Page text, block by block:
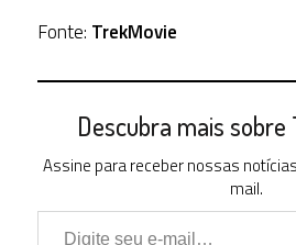
Fonte: TrekMovie
Descubra mais sobre
Assine para receber nossas
mail.
Digite seu e-mail…